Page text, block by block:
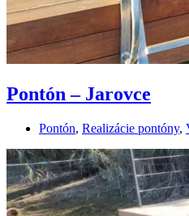
Pontón – Jarovce
Pontón, Realizácie pontóny,